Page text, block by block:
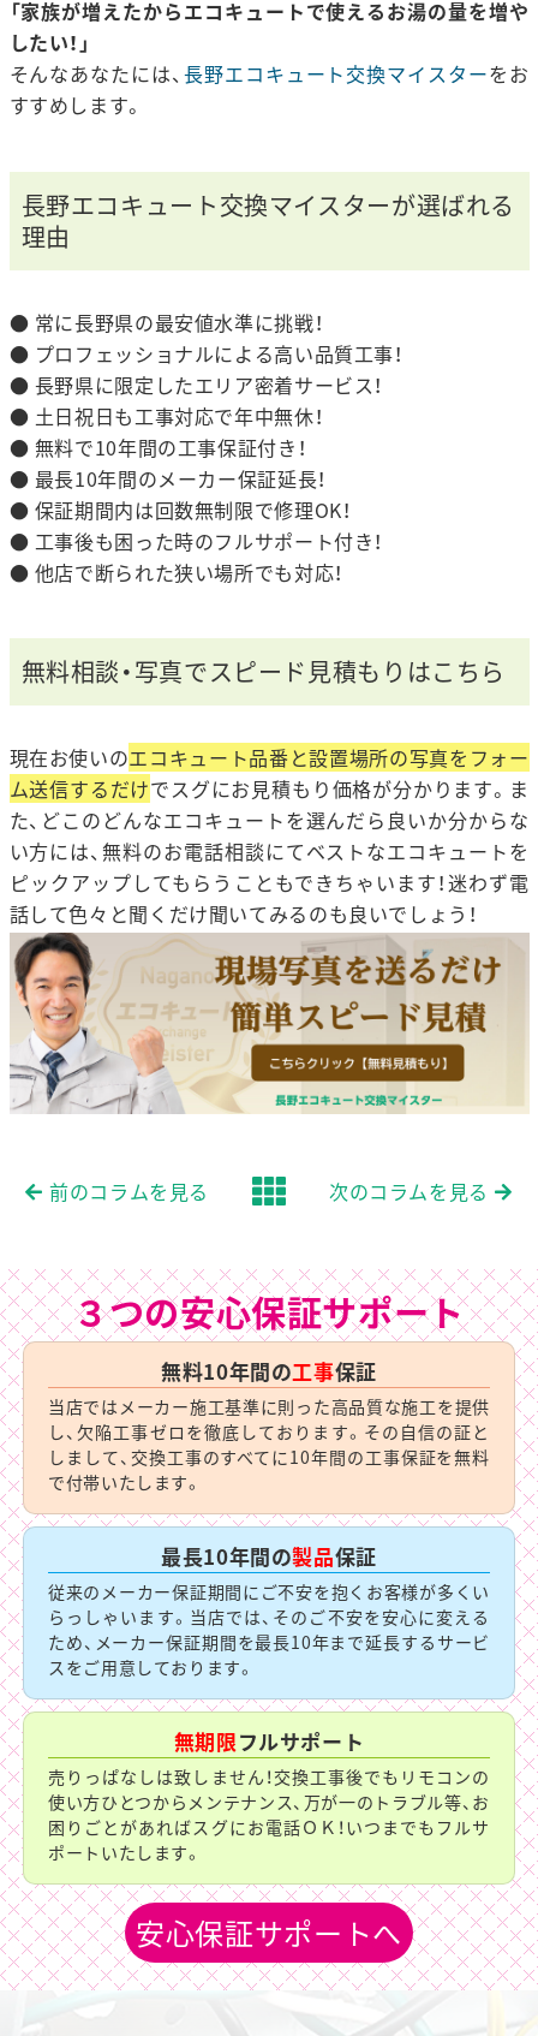
「家族が増えたからエコキュートで使えるお湯の量を増や
したい！」
そんなあなたには、 長野エコキュート交換マイスターをお
すすめします。
長野エコキュート交換マイスターが選ばれる
理由
● 常に長野県の最安値水準に挑戦！
● プロフェッショナルによる高い品質工事！
● 長野県に限定したエリア密着サービス！
● 土日祝日も工事対応で年中無休！
● 無料で10年間の工事保証付き！
● 最長10年間のメーカー保証延長！
● 保証期間内は回数無制限で修理OK！
● 工事後も困った時のフルサポート付き！
● 他店で断られた狭い場所でも対応！
無料相談・写真でスピード見積もりはこちら
現在お使いのエコキュート品番と設置場所の写真をフォー
ム送信するだけでスグにお見積もり価格が分かります。ま
た、どこのどんなエコキュートを選んだら良いか分からな
い方には、無料のお電話相談にてベストなエコキュートを
ピックアップしてもらうこともできちゃいます！迷わず電
話して色々と聞くだけ聞いてみるのも良いでしょう！
前のコラムを見る 次のコラムを見る
３つの安心保証サポート
無料10年間の工事保証
当店ではメーカー施工基準に則った高品質な施工を提供
し、欠陥工事ゼロを徹底しております。その自信の証と
しまして、交換工事のすべてに10年間の工事保証を無料
で付帯いたします。
最長10年間の製品保証
従来のメーカー保証期間にご不安を抱くお客様が多くい
らっしゃいます。当店では、そのご不安を安心に変える
ため、メーカー保証期間を最長10年まで延長するサービ
スをご用意しております。
無期限フルサポート
売りっぱなしは致しません！交換工事後でもリモコンの
使い方ひとつからメンテナンス、万が一のトラブル等、お
困りごとがあればスグにお電話ＯＫ！いつまでもフルサ
ポートいたします。
安心保証サポートへ